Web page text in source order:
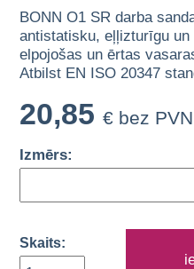
BONN O1 SR darba
antistatisku, eļļizturīgu
elpojošas un ērtas
Atbilst EN ISO 20347
20,85 € bez PVN
Izmērs:
Skaits: